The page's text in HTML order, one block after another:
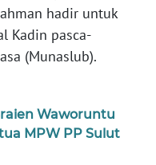
hadir untuk
Kadin pasca-
(Munaslub).
Waworuntu
MPW PP Sulut